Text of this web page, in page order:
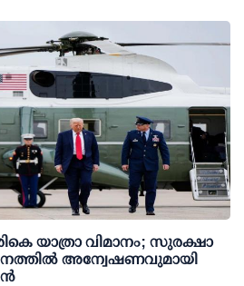
യാത്രാ വിമാനം; സുരക്ഷാ
അന്വേഷണവുമായി